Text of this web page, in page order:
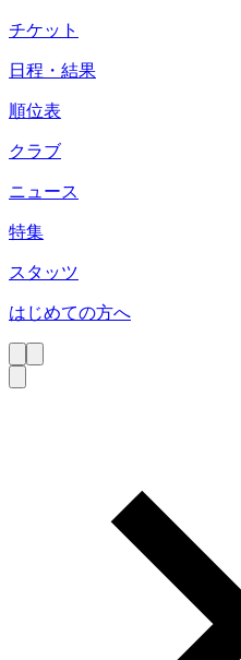
チケット
日程・結果
順位表
クラブ
ニュース
特集
スタッツ
はじめての方へ